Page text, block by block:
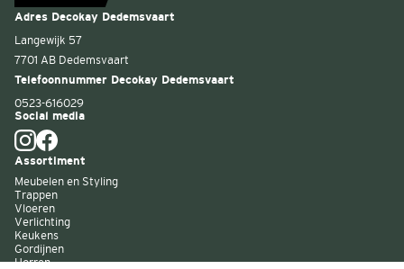
Adres Decokay Dedemsvaart
Langewijk 57
7701 AB Dedemsvaart
Telefoonnummer Decokay Dedemsvaart
0523-616029
Social media
Assortiment
Meubelen en Styling
Trappen
Vloeren
Verlichting
Keukens
Gordijnen
Horren